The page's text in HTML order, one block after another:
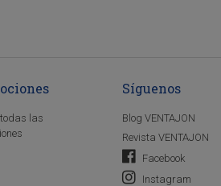
todas las
Síguenos
Blog VENTAJON
Revista VENTAJON
Facebook
Instagram